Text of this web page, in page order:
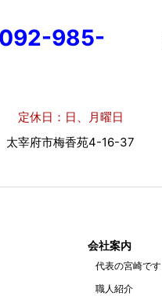
092-985-
、月曜日
香苑4-16-37
会社案内
代表の宮崎です
職人紹介